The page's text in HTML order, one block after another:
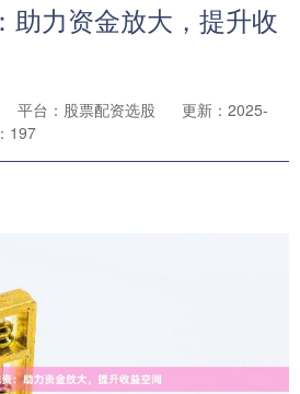
助力资金放大，提升收
平台：股票配资选股
更新：2025-
197